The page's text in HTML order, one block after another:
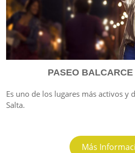
PASEO
Es uno de los lugares más activos y
Salta.
Más